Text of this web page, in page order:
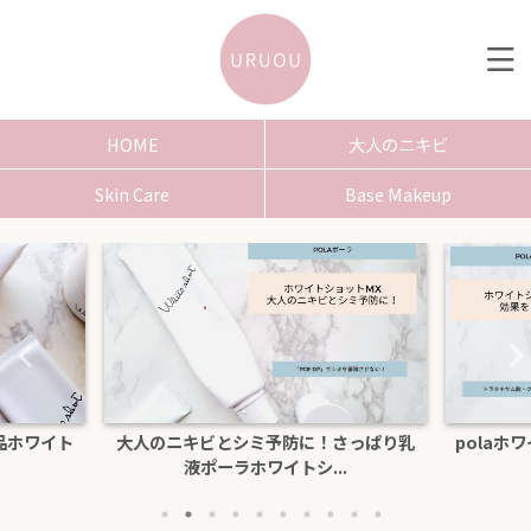
HOME
大人のニキビ
Skin Care
Base Makeup
ホワイト
大人のニキビとシミ予防に！さっぱり乳
液ポーラホワイトシ...
polaホワ